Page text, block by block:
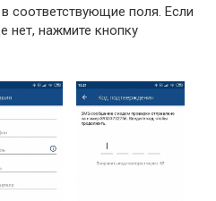
соответствующие поля. Если
нет, нажмите кнопку